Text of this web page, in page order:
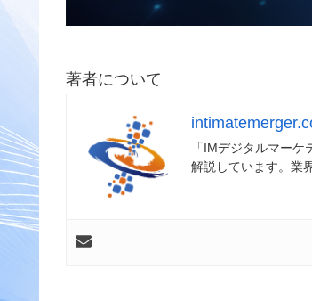
著者について
「IMデジタルマー
解説しています。業